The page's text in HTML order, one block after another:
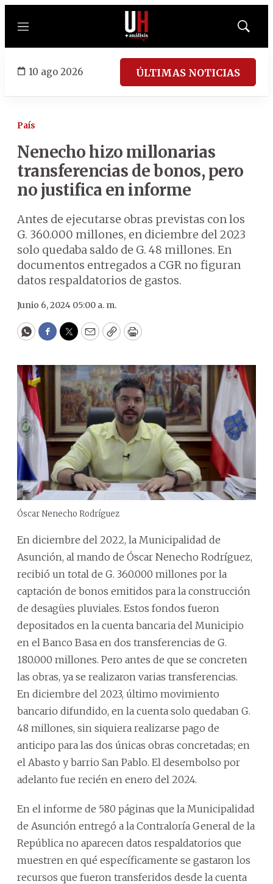
Menú
Mostrar
10 ago 2026 ÚLTIMAS NOTICIAS
País
Nenecho hizo millonarias
transferencias de bonos, pero
no justifica en informe
Antes de ejecutarse obras previstas con los
G. 360.000 millones, en diciembre del 2023
solo quedaba saldo de G. 48 millones. En
documentos entregados a CGR no figuran
datos respaldatorios de gastos.
Junio 6, 2024 05:00 a. m.
WhatsApp
Facebook
Twitter
EmailCopyPrint
Óscar Nenecho Rodríguez
En diciembre del 2022, la Municipalidad de
Asunción, al mando de Óscar Nenecho Rodríguez,
recibió un total de G. 360.000 millones por la
captación de bonos emitidos para la construcción
de desagües pluviales. Estos fondos fueron
depositados en la cuenta bancaria del Municipio
en el Banco Basa en dos transferencias de G.
180.000 millones. Pero antes de que se concreten
las obras, ya se realizaron varias transferencias.
En diciembre del 2023, último movimiento
bancario difundido, en la cuenta solo quedaban G.
48 millones, sin siquiera realizarse pago de
anticipo para las dos únicas obras concretadas; en
el Abasto y barrio San Pablo. El desembolso por
adelanto fue recién en enero del 2024.
En el informe de 580 páginas que la Municipalidad
de Asunción entregó a la Contraloría General de la
República no aparecen datos respaldatorios que
muestren en qué específicamente se gastaron los
recursos que fueron transferidos desde la cuenta